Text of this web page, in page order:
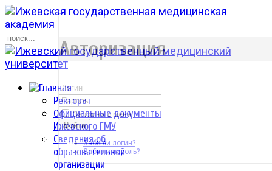
Ректорат
Официальные документы
Ижевского ГМУ
Сведения об
образовательной
организации
р
Авторизация
Запомнить меня
Войти
Забыли логин?
Забыли пароль?